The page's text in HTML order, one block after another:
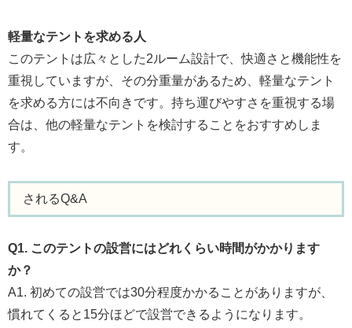
軽量なテントを求める人
このテントは広々とした2ルーム設計で、快適さと機能性を
重視していますが、その分重量があるため、軽量なテント
を求める方には不向きです。持ち運びやすさを重視する場
合は、他の軽量なテントを検討することをおすすめしま
す。
されるQ&A
Q1. このテントの設営にはどれくらい時間がかかります
か？
A1. 初めての設営では30分程度かかることがありますが、
慣れてくると15分ほどで設営できるようになります。